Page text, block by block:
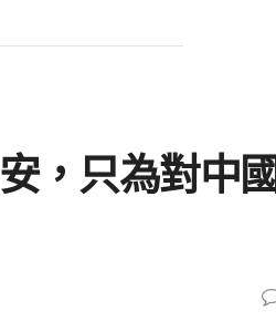
，只為對中國